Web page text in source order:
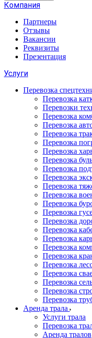
Компания
Партнеры
Отзывы
Вакансии
Реквизиты
Презентация
Услуги
Перевозка
Перевозка
Перевозки
Перевозка
Перевозка
Перевозка
Перевозка
Перевозка
Перевозка
Перевозка
Перевозка
Перевозка
Перевозка
Перевозка
Перевозка
Перевозка
Перевозка
Перевозка
Перевозка
Перевозка
Перевозка
Перевозка
Перевозка
Перевозка
Перевозка
Аренда трала
Услуги трала
Перевозка
Аренда тралов